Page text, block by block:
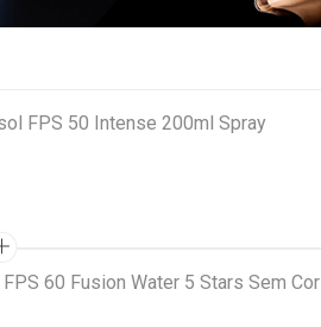
FPS 50 Intense 200ml Spray
60 Fusion Water 5 Stars Sem Cor